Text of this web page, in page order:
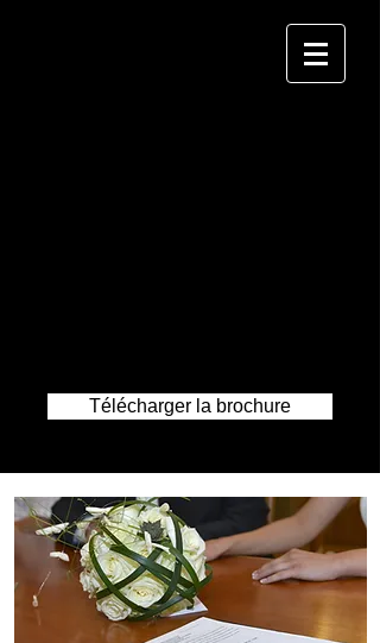
Télécharger la brochure